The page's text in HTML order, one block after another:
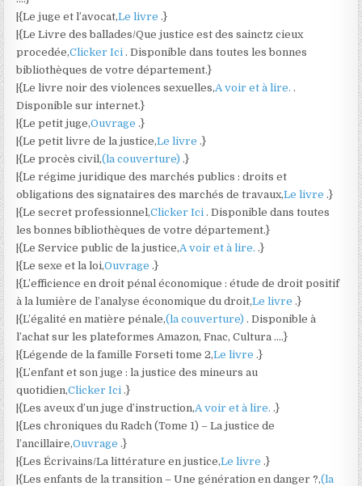
|{Le juge et l’avocat,Le livre .}
|{Le Livre des ballades/Que justice est des sainctz cieux
procedée,Clicker Ici . Disponible dans toutes les bonnes
bibliothèques de votre département.}
|{Le livre noir des violences sexuelles,A voir et à lire. .
Disponible sur internet.}
|{Le petit juge,Ouvrage .}
|{Le petit livre de la justice,Le livre .}
|{Le procès civil,(la couverture) .}
|{Le régime juridique des marchés publics : droits et
obligations des signataires des marchés de travaux,Le livre .}
|{Le secret professionnel,Clicker Ici . Disponible dans toutes
les bonnes bibliothèques de votre département.}
|{Le Service public de la justice,A voir et à lire. .}
|{Le sexe et la loi,Ouvrage .}
|{L’efficience en droit pénal économique : étude de droit positif
à la lumière de l’analyse économique du droit,Le livre .}
|{L’égalité en matière pénale,(la couverture) . Disponible à
l’achat sur les plateformes Amazon, Fnac, Cultura ….}
|{Légende de la famille Forseti tome 2,Le livre .}
|{L’enfant et son juge : la justice des mineurs au
quotidien,Clicker Ici .}
|{Les aveux d’un juge d’instruction,A voir et à lire. .}
|{Les chroniques du Radch (Tome 1) – La justice de
l’ancillaire,Ouvrage .}
|{Les Écrivains/La littérature en justice,Le livre .}
|{Les enfants de la transition – Une génération en danger ?,(la